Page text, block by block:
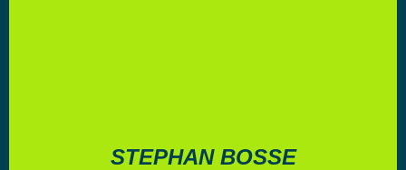
STEPHAN BOSSE